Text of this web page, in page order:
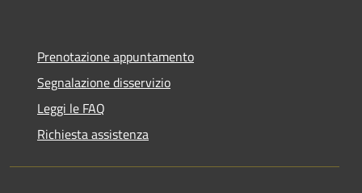
Prenotazione appuntamento
Segnalazione disservizio
Leggi le FAQ
Richiesta assistenza